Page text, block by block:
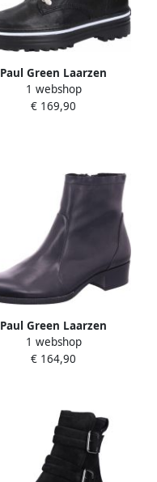
Paul Green Laarzen
1 webshop
€ 169,90
Paul Green Laarzen
1 webshop
€ 164,90